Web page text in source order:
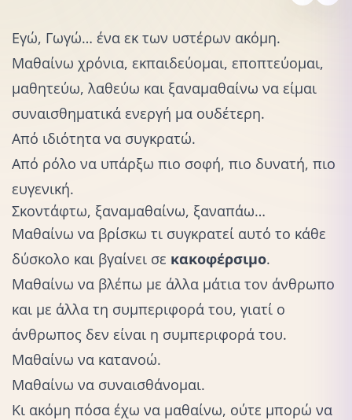
Εγώ, Γωγώ… ένα εκ των υστέρων ακόμη.
Μαθαίνω χρόνια, εκπαιδεύομαι, εποπτεύομαι,
μαθητεύω, λαθεύω και ξαναμαθαίνω να είμαι
συναισθηματικά ενεργή μα ουδέτερη.
Από ιδιότητα να συγκρατώ.
Από ρόλο να υπάρξω πιο σοφή, πιο δυνατή, πιο
ευγενική.
Σκοντάφτω, ξαναμαθαίνω, ξαναπάω…
Μαθαίνω να βρίσκω τι συγκρατεί αυτό το κάθε
δύσκολο και βγαίνει σε κακοφέρσιμο.
Μαθαίνω να βλέπω με άλλα μάτια τον άνθρωπο
και με άλλα τη συμπεριφορά του, γιατί ο
άνθρωπος δεν είναι η συμπεριφορά του.
Μαθαίνω να κατανοώ.
Μαθαίνω να συναισθάνομαι.
Κι ακόμη πόσα έχω να μαθαίνω, ούτε μπορώ να